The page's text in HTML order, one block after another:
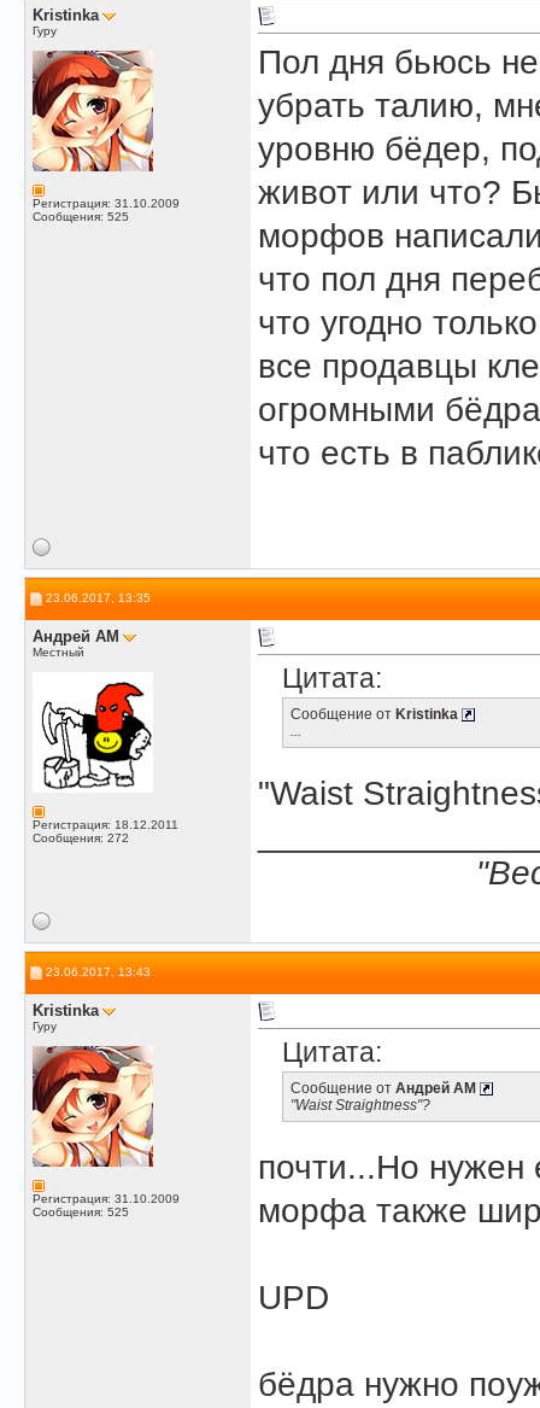
Kristinka
Гуру
Регистрация: 31.10.2009
Сообщения: 525
Пол дня бьюсь
убрать талию,
уровню бёдер,
живот или что?
морфов
что пол дня
что угодно
все продавцы
огромными
что есть в
23.06.2017, 13:35
Андрей АМ
Местный
Регистрация: 18.12.2011
Сообщения: 272
Цитата:
Сообщение от Kristinka
...
"Waist
23.06.2017, 13:43
Kristinka
Гуру
Регистрация: 31.10.2009
Сообщения: 525
Цитата:
Сообщение от Андрей АМ
"Waist Straightness"?
почти...Но нужен
морфа также
UPD
бёдра нужно